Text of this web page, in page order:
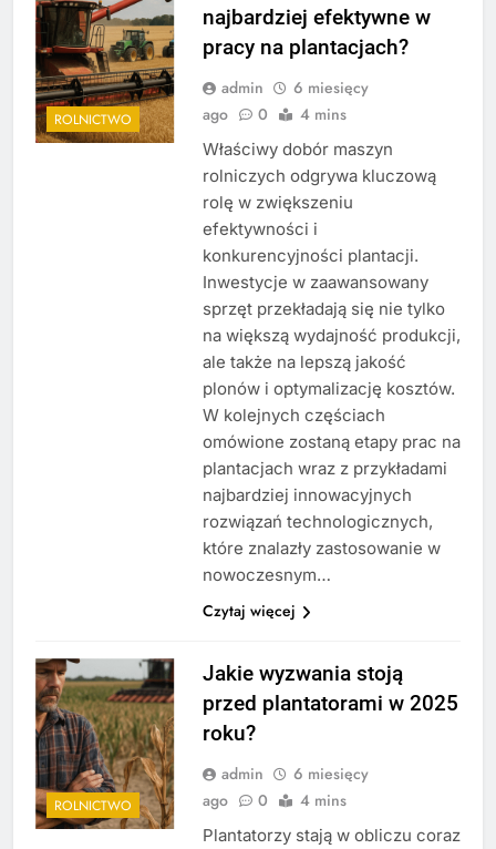
ROLNICTWO
najbardziej efektywne w
pracy na plantacjach?
admin
6 miesięcy
ago
0 4 mins
Właściwy dobór maszyn
rolniczych odgrywa kluczową
rolę w zwiększeniu
efektywności i
konkurencyjności plantacji.
Inwestycje w zaawansowany
sprzęt przekładają się nie tylko
na większą wydajność produkcji,
ale także na lepszą jakość
plonów i optymalizację kosztów.
W kolejnych częściach
omówione zostaną etapy prac na
plantacjach wraz z przykładami
najbardziej innowacyjnych
rozwiązań technologicznych,
które znalazły zastosowanie w
nowoczesnym…
Czytaj więcej
ROLNICTWO
Jakie wyzwania stoją
przed plantatorami w 2025
roku?
admin
6 miesięcy
ago
0 4 mins
Plantatorzy stają w obliczu coraz